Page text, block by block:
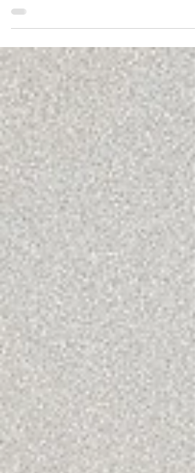
Texto por: Darli Lopes | Fotografia: Daniela
Muitas mulheres, por vezes, têm dúvidas sobre qual o